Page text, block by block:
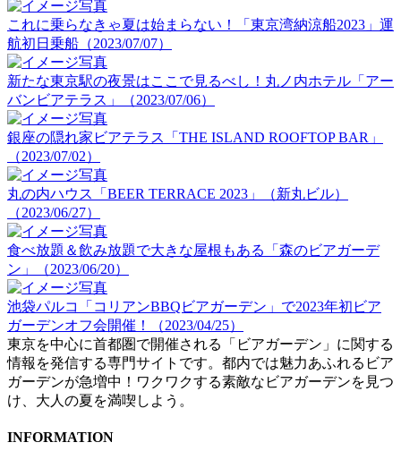
これに乗らなきゃ夏は始まらない！「東京湾納涼船2023」運
航初日乗船（2023/07/07）
新たな東京駅の夜景はここで見るべし！丸ノ内ホテル「アー
バンビアテラス」（2023/07/06）
銀座の隠れ家ビアテラス「THE ISLAND ROOFTOP BAR」
（2023/07/02）
丸の内ハウス「BEER TERRACE 2023」（新丸ビル）
（2023/06/27）
食べ放題＆飲み放題で大きな屋根もある「森のビアガーデ
ン」（2023/06/20）
池袋パルコ「コリアンBBQビアガーデン」で2023年初ビア
ガーデンオフ会開催！（2023/04/25）
東京を中心に首都圏で開催される「ビアガーデン」に関する
情報を発信する専門サイトです。都内では魅力あふれるビア
ガーデンが急増中！ワクワクする素敵なビアガーデンを見つ
け、大人の夏を満喫しよう。
INFORMATION